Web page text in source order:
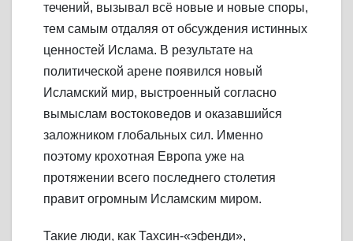
течений, вызывал всё новые и новые споры,
тем самым отдаляя от обсуждения истинных
ценностей Ислама. В результате на
политической арене появился новый
Исламский мир, выстроенный согласно
вымыслам востоковедов и оказавшийся
заложником глобальных сил. Именно
поэтому крохотная Европа уже на
протяжении всего последнего столетия
правит огромным Исламским миром.
Такие люди, как Тахсин-«эфенди»,